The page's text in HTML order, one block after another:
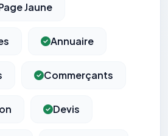
Jaune
Annuaire
Commerçants
Devis